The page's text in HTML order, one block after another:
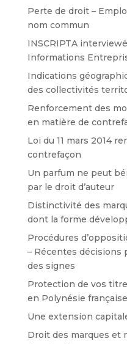
Perte de droit –
nom commun
INSCRIPTA
Informations
Indications
des collectivités
Renforcement des
en matière de
Loi du 11 mars 2014
contrefaçon
Un parfum ne peut
par le droit d’auteur
Distinctivité des
dont la forme
Procédures
– Récentes décisions
des signes
Protection de vos
en Polynésie française
Une extension
Droit des marques et